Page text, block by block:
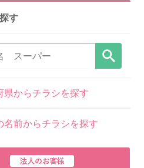
す
県からチラシを探す
名前からチラシを探す